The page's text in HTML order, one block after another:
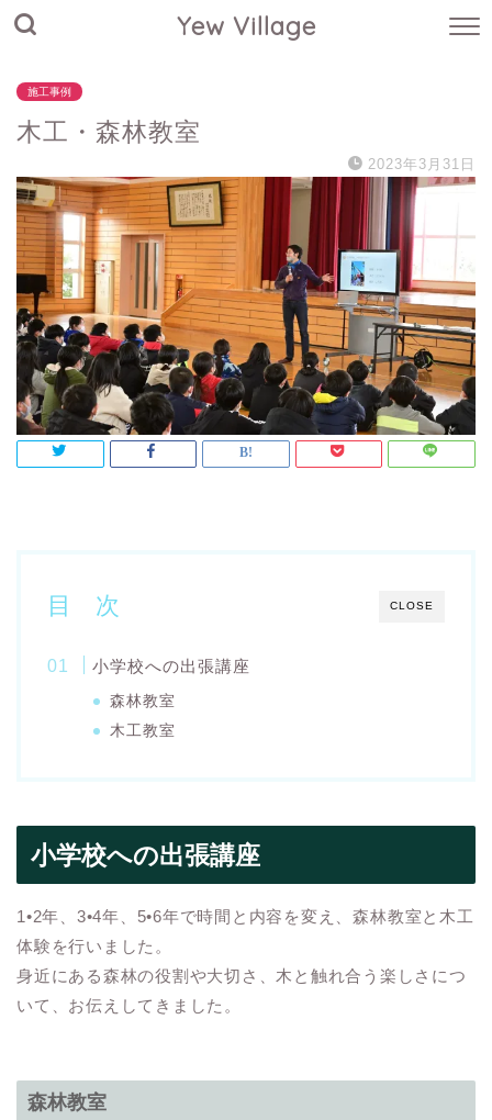
Yew Village
施工事例
木工・森林教室
2023年3月31日
CLOSE
目 次
小学校への出張講座
森林教室
木工教室
小学校への出張講座
1•2年、3•4年、5•6年で時間と内容を変え、森林教室と木工
体験を行いました。
身近にある森林の役割や大切さ、木と触れ合う楽しさにつ
いて、お伝えしてきました。
森林教室